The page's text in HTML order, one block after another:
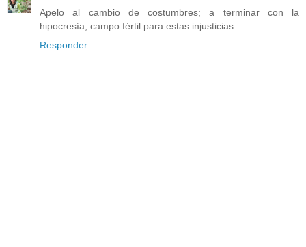
Apelo al cambio de costumbres; a terminar con la
hipocresía, campo fértil para estas injusticias.
Responder